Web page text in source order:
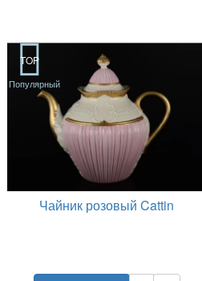
TOP
Популярный
Чайник розовый Cattin